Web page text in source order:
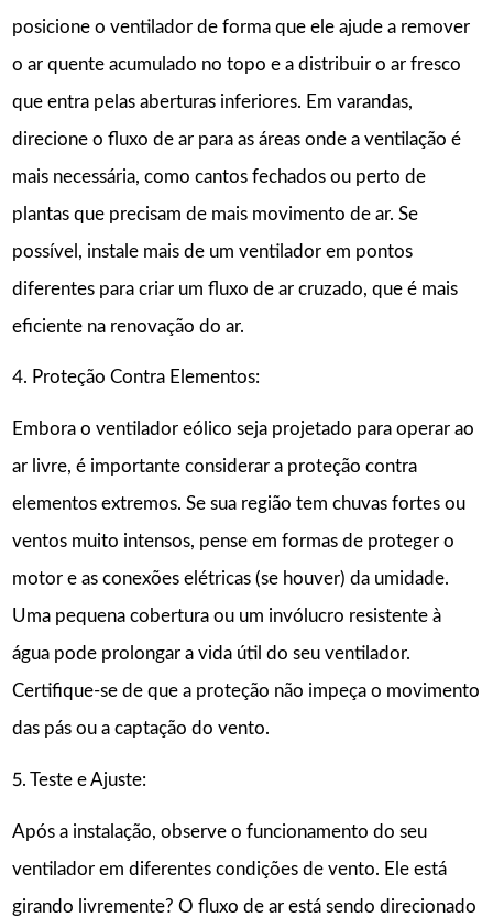
posicione o ventilador de forma que ele ajude a remover
o ar quente acumulado no topo e a distribuir o ar fresco
que entra pelas aberturas inferiores. Em varandas,
direcione o fluxo de ar para as áreas onde a ventilação é
mais necessária, como cantos fechados ou perto de
plantas que precisam de mais movimento de ar. Se
possível, instale mais de um ventilador em pontos
diferentes para criar um fluxo de ar cruzado, que é mais
eficiente na renovação do ar.
4. Proteção Contra Elementos:
Embora o ventilador eólico seja projetado para operar ao
ar livre, é importante considerar a proteção contra
elementos extremos. Se sua região tem chuvas fortes ou
ventos muito intensos, pense em formas de proteger o
motor e as conexões elétricas (se houver) da umidade.
Uma pequena cobertura ou um invólucro resistente à
água pode prolongar a vida útil do seu ventilador.
Certifique-se de que a proteção não impeça o movimento
das pás ou a captação do vento.
5. Teste e Ajuste:
Após a instalação, observe o funcionamento do seu
ventilador em diferentes condições de vento. Ele está
girando livremente? O fluxo de ar está sendo direcionado